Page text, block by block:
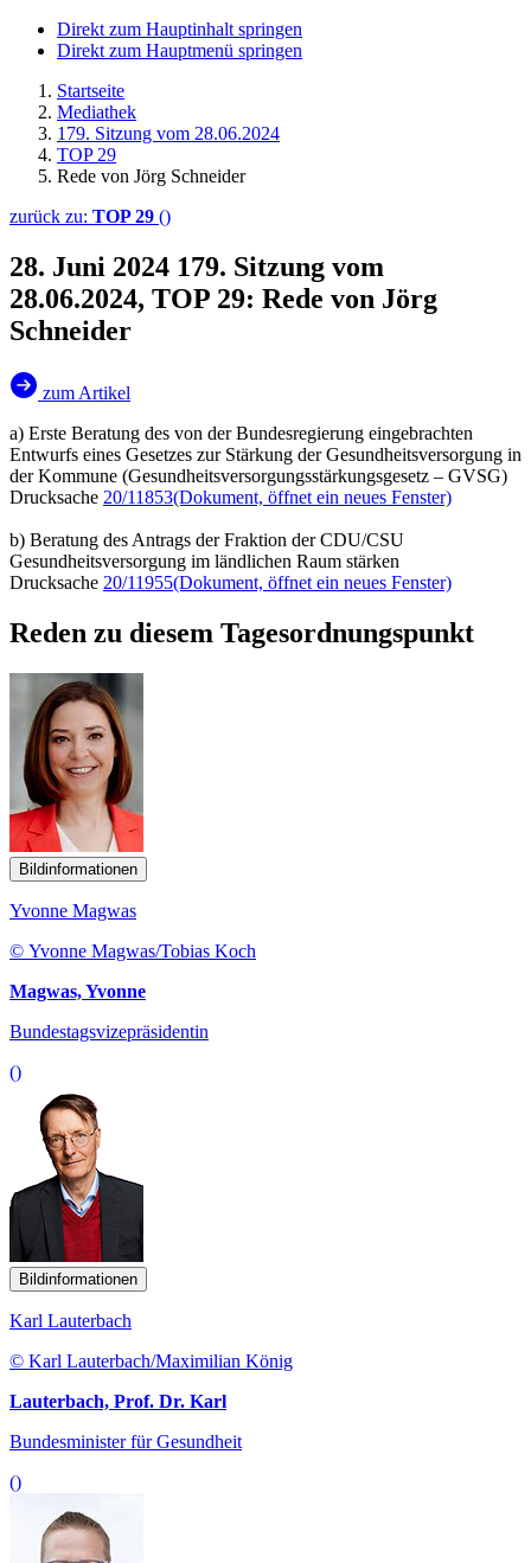
Direkt zum Hauptinhalt springen
Direkt zum Hauptmenü springen
Startseite
Mediathek
179. Sitzung vom 28.06.2024
TOP 29
Rede von Jörg Schneider
zurück zu: TOP 29 ()
28. Juni 2024 179. Sitzung vom
28.06.2024, TOP 29: Rede von Jörg
Schneider
zum Artikel
a) Erste Beratung des von der Bundesregierung eingebrachten
Entwurfs eines Gesetzes zur Stärkung der Gesundheitsversorgung in
der Kommune (Gesundheitsversorgungsstärkungsgesetz – GVSG)
Drucksache 20/11853(Dokument, öffnet ein neues Fenster)
b) Beratung des Antrags der Fraktion der CDU/CSU
Gesundheitsversorgung im ländlichen Raum stärken
Drucksache 20/11955(Dokument, öffnet ein neues Fenster)
Reden zu diesem Tagesordnungspunkt
Bildinformationen
Yvonne Magwas
© Yvonne Magwas/Tobias Koch
Magwas, Yvonne
Bundestagsvizepräsidentin
()
Bildinformationen
Karl Lauterbach
© Karl Lauterbach/Maximilian König
Lauterbach, Prof. Dr. Karl
Bundesminister für Gesundheit
()